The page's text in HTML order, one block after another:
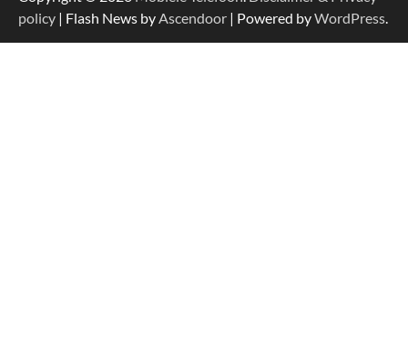
policy | Flash News byAscendoor | Powered byWordPress.